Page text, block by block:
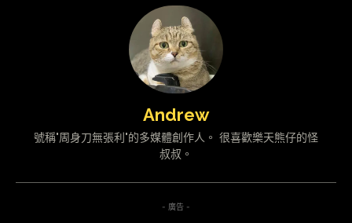
Andrew
號稱"周身刀無張利"的多媒體創作人。 很喜歡樂天熊仔的怪
叔叔。
- 廣告 -